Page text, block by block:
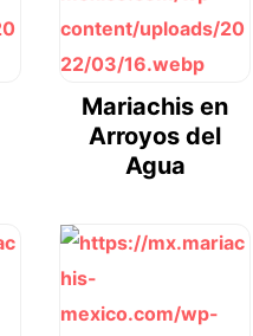
Mariachis en
Arroyos del
Agua